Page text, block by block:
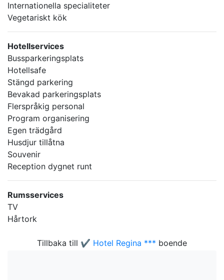
Internationella specialiteter
Vegetariskt kök
Hotellservices
Bussparkeringsplats
Hotellsafe
Stängd parkering
Bevakad parkeringsplats
Flerspråkig personal
Program organisering
Egen trädgård
Husdjur tillåtna
Souvenir
Reception dygnet runt
Rumsservices
TV
Hårtork
Tillbaka till ✔️ Hotel Regina *** boende